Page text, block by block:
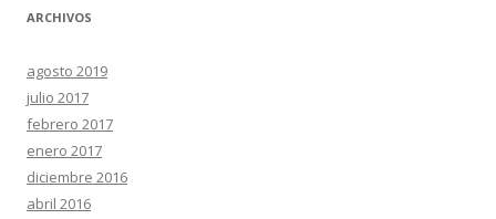
ARCHIVOS
agosto 2019
julio 2017
febrero 2017
enero 2017
diciembre 2016
abril 2016